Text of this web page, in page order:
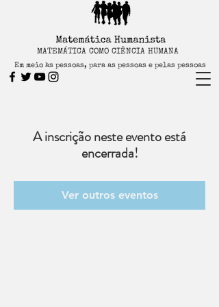
Em meio às pessoas, para as pessoas e pelas pessoas
MATEMÁTICA COMO CIÊNCIA HUMANA
A inscrição neste evento está
encerrada!
Ver outros eventos